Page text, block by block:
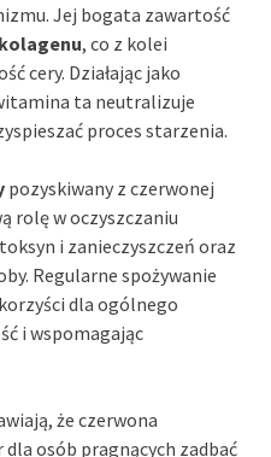
Jej bogata zawartość
kolagenu, co z kolei
cery. Działając jako
ta neutralizuje
proces starzenia.
pozyskiwany z czerwonej
rolę w oczyszczaniu
i zanieczyszczeń oraz
Regularne spożywanie
dla ogólnego
i wspomagając
że czerwona
osób pragnących zadbać